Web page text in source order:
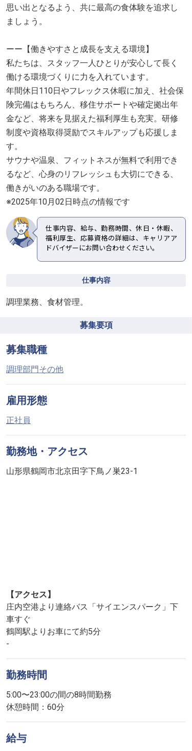
思い出となるよう、共に最高の食体験を追求し
ましょう。
ーー【働きやすさと成長を支える環境】
私たちは、スタッフ一人ひとりが安心して長く
働ける環境づくりに力を入れています。
年間休日110日やフレックス休暇に加え、社会保
険完備はもちろん、移住サポートや確定拠出年
金など、将来を見据えた福利厚生も充実。研修
制度や資格取得奨励でスキルアップも応援しま
す。
サウナや温泉、フィットネスが無料で利用でき
るなど、心身のリフレッシュも大切にできる、
働きがいのある職場です。
※2025年10月02日時点の情報です
仕事内容、給与、勤務時間、休日・休暇、
福利厚生、応募資格の詳細は、キャリアア
ドバイザーにお問い合わせください。
仕事内容
調理業務、食材管理。
募集要項
募集職種
調理部門その他
雇用形態
正社員
勤務地・アクセス
山形県鶴岡市北京田字下鳥ノ巣23-1
【アクセス】
庄内空港より連絡バス「サイエンスパーク」下
車すぐ
鶴岡駅よりお車にて約5分
-
勤務時間
5:00〜23:00の間の8時間勤務
休憩時間：60分
給与